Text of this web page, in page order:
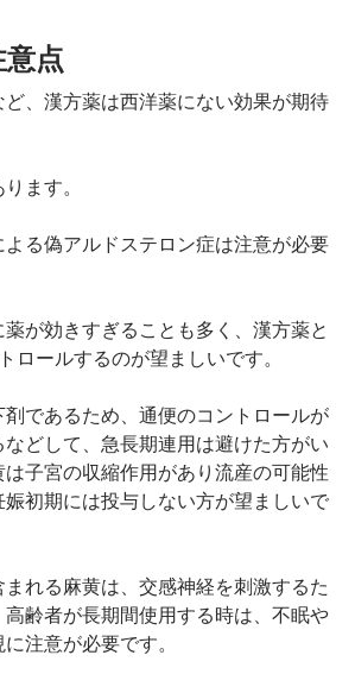
点
、漢方薬は西洋薬にない効果が期待
ます。
る偽アルドステロン症は注意が必要
が効きすぎることも多く、漢方薬と
ロールするのが望ましいです。
であるため、通便のコントロールが
どして、急長期連用は避けた方がい
子宮の収縮作用があり流産の可能性
初期には投与しない方が望ましいで
れる麻黄は、交感神経を刺激するた
齢者が長期間使用する時は、不眠や
注意が必要です。